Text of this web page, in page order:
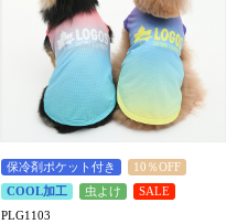
保冷剤ポケット付き
10％OFF
COOL加工
虫よけ SALE
PLG1103